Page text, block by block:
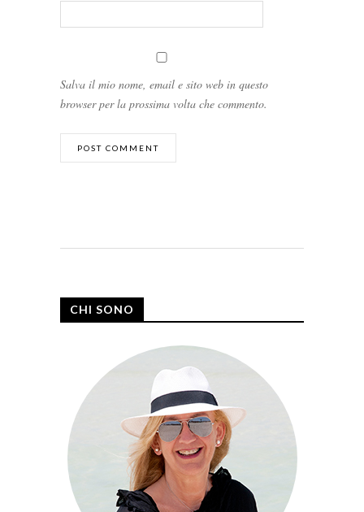
Salva il mio nome, email e sito web in questo
browser per la prossima volta che commento.
CHI SONO